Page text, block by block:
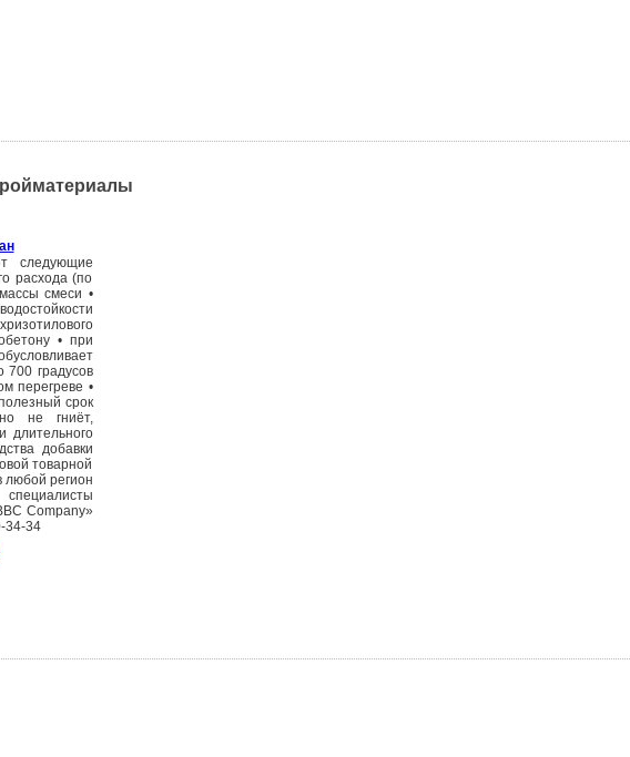
следующие
расхода (по
смеси •
• при
700 градусов
перегреве •
срок
не гниёт,
длительного
добавки
товарной
любой регион
Company»
34-34